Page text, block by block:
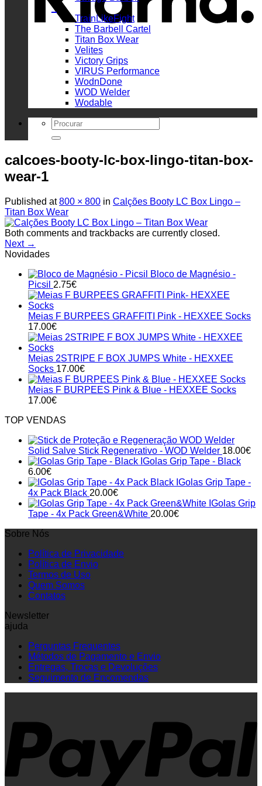
_
TrainLikeFight
The Barbell Cartel
Titan Box Wear
Velites
Victory Grips
VIRUS Performance
WodnDone
WOD Welder
Wodable
Search
for:
calcoes-booty-lc-box-lingo-titan-box-
wear-1
Published at800 × 800 in Calções Booty LC Box Lingo –
Titan Box Wear
Both comments and trackbacks are currently closed.
Next →
Novidades
Bloco de Magnésio -
Picsil 2.75€
Meias F BURPEES GRAFFITI Pink - HEXXEE Socks
17.00€
Meias 2STRIPE F BOX JUMPS White - HEXXEE
Socks 17.00€
Meias F BURPEES Pink & Blue - HEXXEE Socks
17.00€
TOP VENDAS
Solid Salve Stick Regenerativo - WOD Welder 18.00€
IGolas Grip Tape - Black
6.00€
IGolas Grip Tape -
4x Pack Black 20.00€
IGolas Grip
Tape - 4x Pack Green&White 20.00€
Sobre Nós
Política de Privacidade
Política de Envio
Termos de Uso
Quem Somos
Contatos
Newsletter
ajuda
Perguntas Frequentes
Métodos de Pagamento e Envio
Entregas, Trocas e Devoluções
Seguimento de Encomendas